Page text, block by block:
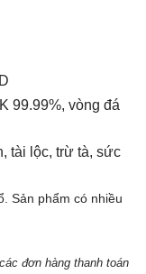
99.99%, vòng đá
tài lộc, trừ tà, sức
Sản phẩm có nhiều
đơn hàng thanh toán